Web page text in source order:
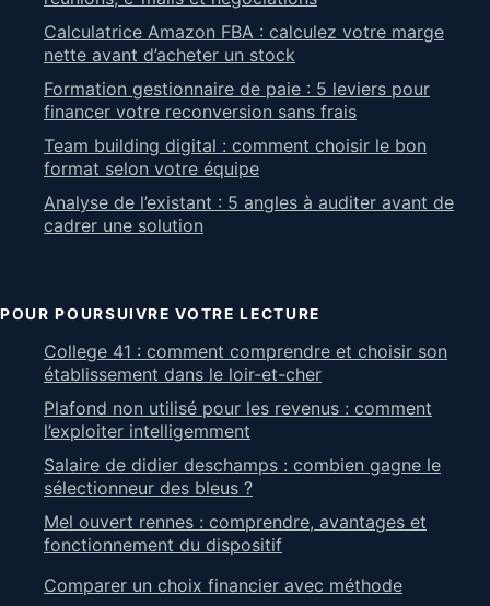
Calculatrice Amazon FBA : calculez votre marge
nette avant d’acheter un stock
Formation gestionnaire de paie : 5 leviers pour
financer votre reconversion sans frais
Team building digital : comment choisir le bon
format selon votre équipe
Analyse de l’existant : 5 angles à auditer avant de
cadrer une solution
POUR POURSUIVRE VOTRE LECTURE
College 41 : comment comprendre et choisir son
établissement dans le loir-et-cher
Plafond non utilisé pour les revenus : comment
l’exploiter intelligemment
Salaire de didier deschamps : combien gagne le
sélectionneur des bleus ?
Mel ouvert rennes : comprendre, avantages et
fonctionnement du dispositif
Comparer un choix financier avec méthode